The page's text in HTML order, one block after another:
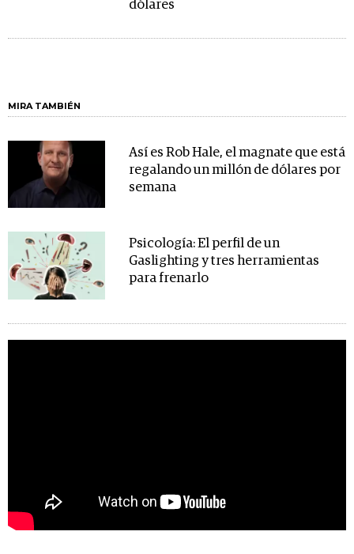
dólares
MIRA TAMBIÉN
Así es Rob Hale, el magnate que está
regalando un millón de dólares por
semana
Psicología: El perfil de un
Gaslighting y tres herramientas
para frenarlo